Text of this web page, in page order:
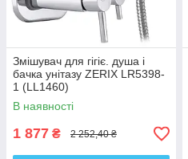
Змішувач для гігіє. душа і
бачка унітазу ZERIX LR5398-
1 (LL1460)
В наявності
1 877 ₴ 2 252,40 ₴